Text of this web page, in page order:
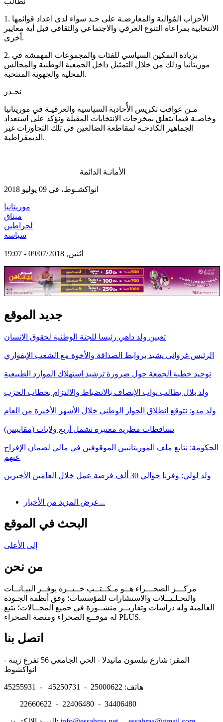
1. الأحزاب المُوالية والمعارضـة على حـد سواء لدى اعداد قوائمها
الانتخابية بمراعاة التنوع العرقي والاجتماعي والثقافي قبل أية معايير
أخرى.
2. بزيادة التمكين السياسي للفئات والمجموعات المهمشة في
موريتانيا وذلك من خلال التمثيل داخل الجمعية الوطنية والمجالس
المحلية والجهوية المنتخبة.
نحـذر
مـن عواقب تكريس الأُحادية السياسية والعرقيـة في موريتانيا
وخاصـة فيما يتعلق بمخرجات الانتخابات المقبلة ونؤكد على استعداد
الجماهير الكادحـة لمقاطعة الضالعين في تلك التجاوزات غير
الديمقراطية.
الأمانـة الدائمة
انواكشـوط، في 09 يوليو 2018
موريتانيا
ميثاق
لحراطين
سياسة
اثنين, 09/07/2018 - 19:07
جديد الموقع
تعيين ولد داهي رئيسا للجنة الوطنية لحقوق الإنسان
الرئيس غزواني يشيد بروابط الصداقة والأخوة مع الشعب الإيفواري
توحيد خطبة الجمعة حول ضرورة ترشيد استهلاك الموارد الطبيعية
ولد بلال يطالب نواب الإنصاف بالانضباط والالتزام بخطاب الحزب
ولد مدو: نتوقع انطلاق الحوار الوطني خلال الأشهر الأخيرة من العام
تساقطات مطرية معتبرة تشمل أربع ولايات (مقاييس)
الحكومة: نتابع ملف الموريتانيين الموقوفين في مالي لضمان الإفراج
عنهم
ولد لولي: وفرنا حوالي 30 ألف فرصة عمل خلال العامين الأخيرين
عرض المزيد من الأخبار...
البحث في الموقع
إلى الأعلى
من نحن
مركـــز الصحـــراء هــو مـكــتــب خــبــرة يوفــر البيـانــات
والتحـلـيــلات والاستشارات للمؤسسات؛ وفق أنظمة الجـودة
العالمية وله دراسات وتقاريــر منشــورة في جميع المجــالات؛ يتبع
له موقــع الصحراء ومنصة الصحراء PLUS.
اتصل بنا
المقر: شارع نيلسون مانيدلا - الحي الجامعي 56 تفرغ زينة -
هاتف: 25000622 - 45250731 - 45255931
22660622 - 22406480 - 34406480